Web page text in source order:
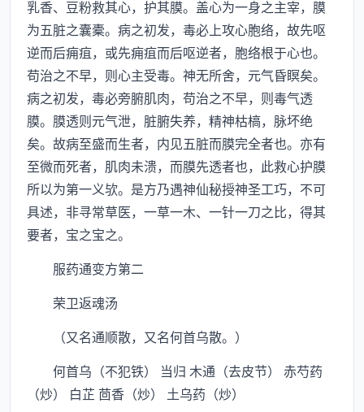
乳香、豆粉救其心，护其膜。盖心为一身之主宰，膜
为五脏之囊橐。病之初发，毒必上攻心胞络，故先呕
逆而后痈疽，或先痈疽而后呕逆者，胞络根于心也。
苟治之不早，则心主受毒。神无所舍，元气昏瞑矣。
病之初发，毒必旁腑肌肉，苟治之不早，则毒气透
膜。膜透则元气泄，脏腑失养，精神枯槁，脉坏绝
矣。故病至盛而生者，内见五脏而膜完全者也。亦有
至微而死者，肌肉未溃，而膜先透者也，此救心护膜
所以为第一义欤。是方乃遇神仙秘授神圣工巧，不可
具述，非寻常草医，一草一木、一针一刀之比，得其
要者，宝之宝之。
服药通变方第二
荣卫返魂汤
（又名通顺散，又名何首乌散。）
何首乌（不犯铁） 当归 木通（去皮节） 赤芍药
（炒） 白芷 茴香（炒） 土乌药（炒）